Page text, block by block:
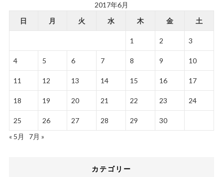
2017年6月
日
月 火 水 木 金 土
1 2 3
4 5 6 7 8 9 10
11 12 13 14 15 16 17
18 19 20 21 22 23 24
25 26 27 28 29
30
« 5月
7月 »
カテゴリー